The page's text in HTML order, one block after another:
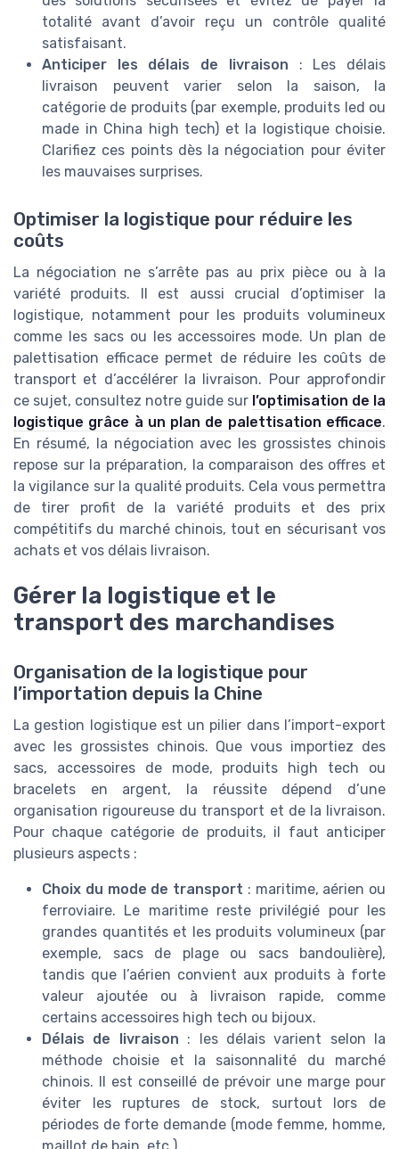
totalité avant d’avoir reçu un contrôle qualité
satisfaisant.
Anticiper les délais de livraison : Les délais
livraison peuvent varier selon la saison, la
catégorie de produits (par exemple, produits led ou
made in China high tech) et la logistique choisie.
Clarifiez ces points dès la négociation pour éviter
les mauvaises surprises.
Optimiser la logistique pour réduire les
coûts
La négociation ne s’arrête pas au prix pièce ou à la
variété produits. Il est aussi crucial d’optimiser la
logistique, notamment pour les produits volumineux
comme les sacs ou les accessoires mode. Un plan de
palettisation efficace permet de réduire les coûts de
transport et d’accélérer la livraison. Pour approfondir
ce sujet, consultez notre guide sur l’optimisation de la
logistique grâce à un plan de palettisation efficace.
En résumé, la négociation avec les grossistes chinois
repose sur la préparation, la comparaison des offres et
la vigilance sur la qualité produits. Cela vous permettra
de tirer profit de la variété produits et des prix
compétitifs du marché chinois, tout en sécurisant vos
achats et vos délais livraison.
Gérer la logistique et le
transport des marchandises
Organisation de la logistique pour
l’importation depuis la Chine
La gestion logistique est un pilier dans l’import-export
avec les grossistes chinois. Que vous importiez des
sacs, accessoires de mode, produits high tech ou
bracelets en argent, la réussite dépend d’une
organisation rigoureuse du transport et de la livraison.
Pour chaque catégorie de produits, il faut anticiper
plusieurs aspects :
Choix du mode de transport : maritime, aérien ou
ferroviaire. Le maritime reste privilégié pour les
grandes quantités et les produits volumineux (par
exemple, sacs de plage ou sacs bandoulière),
tandis que l’aérien convient aux produits à forte
valeur ajoutée ou à livraison rapide, comme
certains accessoires high tech ou bijoux.
Délais de livraison : les délais varient selon la
méthode choisie et la saisonnalité du marché
chinois. Il est conseillé de prévoir une marge pour
éviter les ruptures de stock, surtout lors de
périodes de forte demande (mode femme, homme,
maillot de bain, etc.).